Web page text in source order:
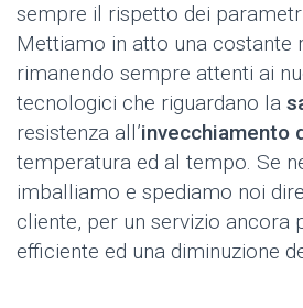
sempre il rispetto dei
Mettiamo in atto una costante
rimanendo sempre attenti ai
tecnologici che riguardano la
resistenza all’invecchiamento
temperatura ed al tempo. Se
imballiamo e spediamo noi
cliente, per un servizio ancora
efficiente ed una diminuzione